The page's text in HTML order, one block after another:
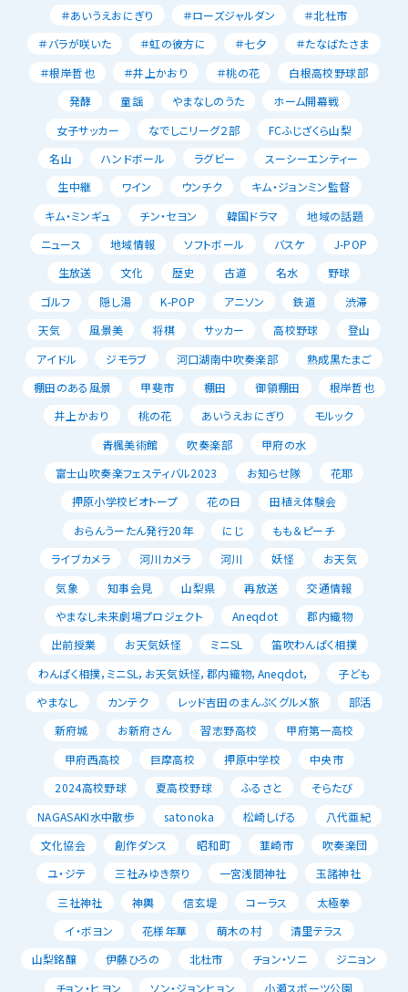
＃あいうえおにぎり
＃ローズジャルダン
＃北杜市
＃バラが咲いた
＃虹の彼方に ＃七夕
＃たなばたさま
＃根岸哲也
＃井上かおり ＃桃の花
白根高校野球部
発酵
童謡 やまなしのうた
ホーム開幕戦
女子サッカー
なでしこリーグ２部
FCふじざくら山梨
名山
ハンドボール ラグビー
スーシーエンティー
生中継
ワイン ウンチク
キム・ジョンミン監督
キム・ミンギュ
チン・セヨン 韓国ドラマ
地域の話題
ニュース
地域情報 ソフトボール バスケ
J-POP
生放送
文化 歴史 古道 名水
野球
ゴルフ
隠し湯 K-POP アニソン 鉄道
渋滞
天気
風景美 将棋 サッカー 高校野球
登山
アイドル
ジモラブ 河口湖南中吹奏楽部
熟成黒たまご
棚田のある風景
甲斐市 棚田 御領棚田
根岸哲也
井上かおり
桃の花 あいうえおにぎり
モルック
青楓美術館
吹奏楽部
甲府の水
富士山吹奏楽フェスティバル2023
お知らせ隊
花耶
押原小学校ビオトープ
花の日
田植え体験会
おらんうーたん発行20年
にじ
もも＆ピーチ
ライブカメラ
河川カメラ 河川 妖怪
お天気
気象
知事会見 山梨県 再放送
交通情報
やまなし未来劇場プロジェクト
Aneqdot
郡内織物
出前授業
お天気妖怪 ミニSL
笛吹わんぱく相撲
わんぱく相撲，ミニSL，お天気妖怪，郡内織物，Aneqdot，
子ども
やまなし
カンテク レッド吉田のまんぷくグルメ旅
部活
新府城
お新府さん 習志野高校
甲府第一高校
甲府西高校
巨摩高校 押原中学校
中央市
2024高校野球
夏高校野球 ふるさと
そらたび
NAGASAKI水中散歩
satonoka 松崎しげる
八代亜紀
文化協会
創作ダンス 昭和町 韮崎市
吹奏楽団
ユ・ジテ
三社みゆき祭り 一宮浅間神社
玉諸神社
三社神社
神輿 信玄堤 コーラス
太極拳
イ・ボヨン
花様年華 萌木の村
清里テラス
山梨銘醸
伊藤ひろの 北杜市 チョン・ソニ
ジニョン
チョン・ヒヨン
ソン・ジョンヒョン 小瀬スポーツ公園